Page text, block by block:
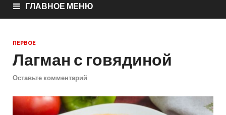
ГЛАВНОЕ МЕНЮ
ПЕРВОЕ
Лагман с говядиной
Оставьте комментарий